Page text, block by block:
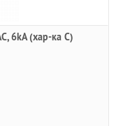
6kA (хар-ка C)